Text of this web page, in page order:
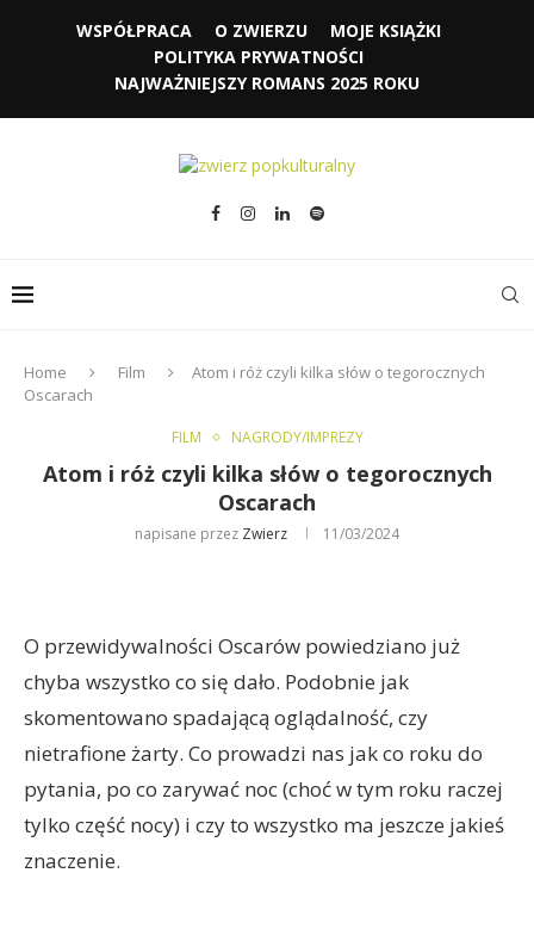
WSPÓŁPRACA O ZWIERZU
MOJE KSIĄŻKI
POLITYKA PRYWATNOŚCI
NAJWAŻNIEJSZY ROMANS 2025 ROKU
Home Film
Atom i róż czyli kilka słów o tegorocznych
Oscarach
FILM NAGRODY/IMPREZY
Atom i róż czyli kilka słów o tegorocznych
Oscarach
napisane przez Zwierz 11/03/2024
O przewidywalności Oscarów powiedziano już
chyba wszystko co się dało. Podobnie jak
skomentowano spadającą oglądalność, czy
nietrafione żarty. Co prowadzi nas jak co roku do
pytania, po co zarywać noc (choć w tym roku raczej
tylko część nocy) i czy to wszystko ma jeszcze jakieś
znaczenie.